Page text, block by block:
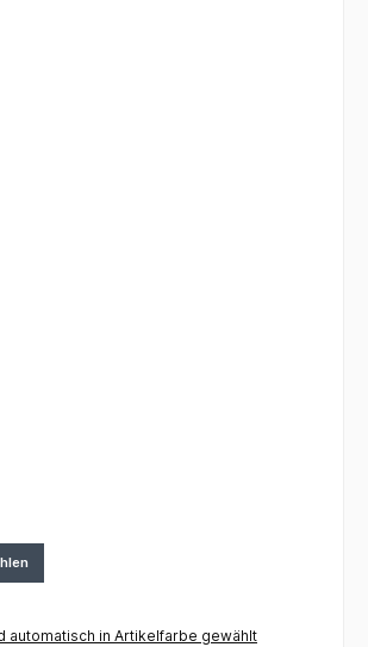
automatisch in Artikelfarbe gewählt